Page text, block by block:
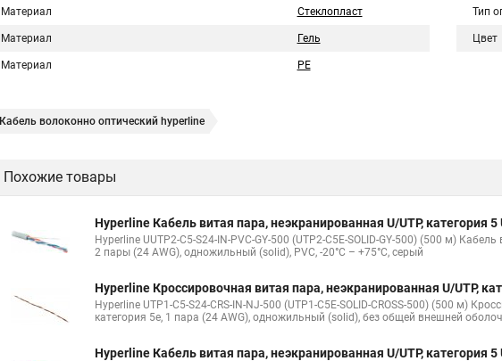
Материал Стеклопласт
Материал Гель
Материал PE
Тип
Цвет
Кабель волоконно оптический hyperline
Похожие товары
Hyperline Кабель витая пара, неэкранированная U/UTP, категория
Hyperline UUTP2-C5-S24-IN-PVC-GY-500 (UTP2-C5E-SOLID-GY-500) (500 м)
2 пары (24 AWG), одножильный (solid), PVC, -20°C – +75°C, серый
Hyperline Кроссировочная витая пара, неэкранированная U/UTP,
Hyperline UTP1-C5-S24-CRS-IN-NJ-500 (UTP1-C5E-SOLID-CROSS-500) (500 м)
категория 5e, 1 пара (24 AWG), одножильный (solid), без общей внешней
Hyperline Кабель витая пара, неэкранированная U/UTP, категория